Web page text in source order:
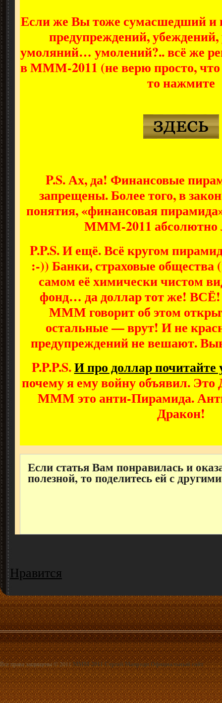
Если же Вы тоже сумасшедший и
предупреждений,
умоляний… умолений?.. всё же
в МММ-2011 (не верю просто, что
то нажмите
P.S. Ах, да! Финансовые
запрещены. Более того, в
понятия, «финансовая
МММ-2011 абсолютно
P.P.S. И ещё. Всё кругом
:-)) Банки, страховые общества
самом её химически чистом
фонд… да доллар тот же!
МММ говорит об этом
остальные — врут! И не
предупреждений не вешают.
P.P.P.S.И про доллар почитайте
почему я ему войну объявил.
МММ это анти-Пирамида.
Дракон!
Если статья Вам понравилась и
полезной, то поделитесь ей с
Нравится
Все права защищены © 2011МММ-2011 Сергей Мавроди Официальный сайт